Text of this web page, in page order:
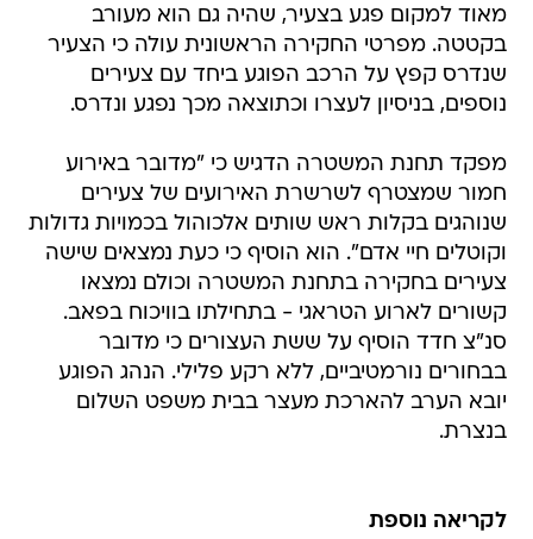
מאוד למקום פגע בצעיר, שהיה גם הוא מעורב
בקטטה. מפרטי החקירה הראשונית עולה כי הצעיר
שנדרס קפץ על הרכב הפוגע ביחד עם צעירים
נוספים, בניסיון לעצרו וכתוצאה מכך נפגע ונדרס.
מפקד תחנת המשטרה הדגיש כי "מדובר באירוע
חמור שמצטרף לשרשרת האירועים של צעירים
שנוהגים בקלות ראש שותים אלכוהול בכמויות גדולות
וקוטלים חיי אדם". הוא הוסיף כי כעת נמצאים שישה
צעירים בחקירה בתחנת המשטרה וכולם נמצאו
קשורים לארוע הטראגי - בתחילתו בוויכוח בפאב.
סנ"צ חדד הוסיף על ששת העצורים כי מדובר
בבחורים נורמטיביים, ללא רקע פלילי. הנהג הפוגע
יובא הערב להארכת מעצר בבית משפט השלום
בנצרת.
לקריאה נוספת